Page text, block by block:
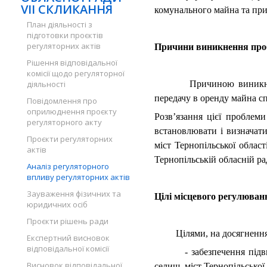
VII СКЛИКАННЯ
План діяльності з
підготовки проєктів
регуляторних актів
Рішення відповідальної
комісії щодо регуляторної
діяльності
Повідомлення про
оприлюднення проєкту
регуляторного акту
Проєкти регуляторних
актів
Аналіз регуляторного
впливу регуляторних актів
Зауваження фізичних та
юридичних осіб
Проєкти рішень ради
Експертний висновок
відповідальної комісії
комунального майна та
Причини виникнення
Причиною
передачу в оренду майна
Розв’язання цієї
встановлювати і
міст Тернопільської
Тернопільській обласній
Цілі місцевого
Цілями, на досягнення
- забезпечення